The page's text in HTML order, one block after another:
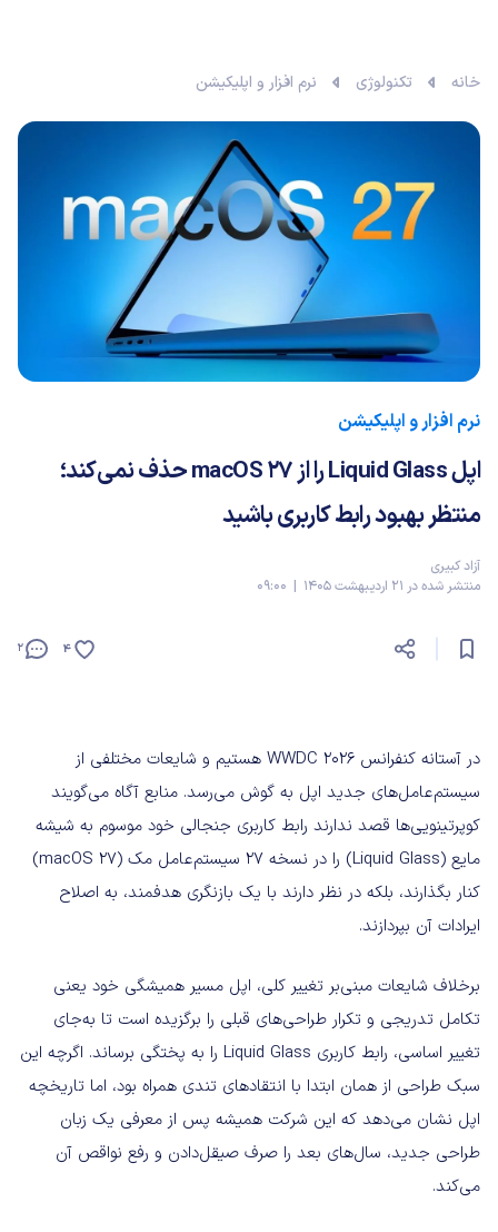
خانه تکنولوژی نرم افزار و اپلیکیشن
نرم افزار و اپلیکیشن
اپل Liquid Glass را از macOS 27 حذف نمی‌کند؛
منتظر بهبود رابط کاربری باشید
آزاد کبیری
منتشر شده در 21 اردیبهشت 1405 | 09:00
2 4
در آستانه کنفرانس WWDC 2026 هستیم و شایعات مختلفی از
سیستم‌عامل‌های جدید اپل به گوش می‌رسد. منابع آگاه می‌گویند
کوپرتینویی‌ها قصد ندارند رابط کاربری جنجالی خود موسوم به شیشه
مایع (Liquid Glass) را در نسخه ۲۷ سیستم‌عامل مک (macOS 27)
کنار بگذارند، بلکه در نظر دارند با یک بازنگری هدفمند، به اصلاح
ایرادات آن بپردازند.
برخلاف شایعات مبنی‌بر تغییر کلی، اپل مسیر همیشگی خود یعنی
تکامل تدریجی و تکرار طراحی‌های قبلی را برگزیده است تا به‌جای
تغییر اساسی، رابط کاربری Liquid Glass را به پختگی برساند. اگرچه این
سبک طراحی از همان ابتدا با انتقادهای تندی همراه بود، اما تاریخچه
اپل نشان می‌دهد که این شرکت همیشه پس از معرفی یک زبان
طراحی جدید، سال‌های بعد را صرف صیقل‌دادن و رفع نواقص آن
می‌کند.